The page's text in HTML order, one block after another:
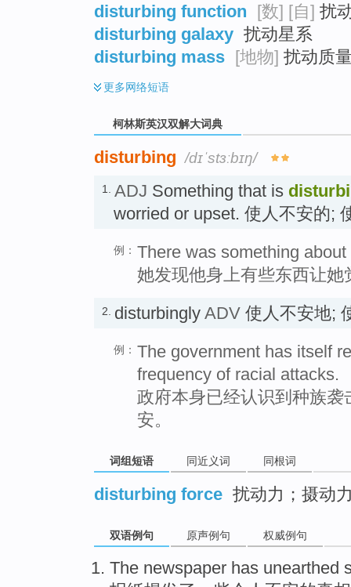
disturbing function [数] [自] 扰
disturbing galaxy 扰动星系
disturbing mass [地物] 扰动质
更多网络短语
柯林斯英汉双解大词典
disturbing /dɪˈstɜːbɪŋ/
1. ADJ Something that is
worried or upset. 使人不安的;
例： There was something
她发现他身上有些东西让她
2. disturbingly ADV 使人不安地;
例： The government has itself
frequency of racial attacks.
政府本身已经认识到种族
安。
词组短语 同近义词 同根词
disturbing force 扰动力；摄动
双语例句 原声例句 权威例句
The newspaper has unearthed